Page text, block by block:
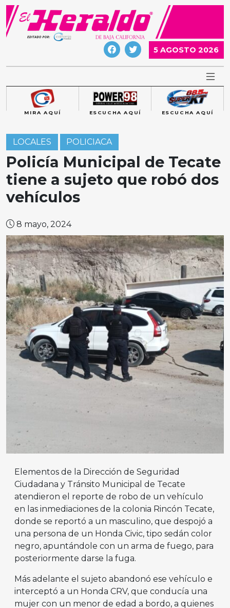
Skip
content
5 AGOSTO 2026
MIRA AQUÍ ESCUCHA AQUÍ ESCUCHA AQUÍ
LOCALES POLICIACA
Policía Municipal de Tecate
tiene a sujeto que robó dos
vehículos
8 mayo, 2024
Elementos de la Dirección de Seguridad
Ciudadana y Tránsito Municipal de Tecate
atendieron el reporte de robo de un vehículo
en las inmediaciones de la colonia Rincón Tecate,
donde se reportó a un masculino, que despojó a
una persona de un Honda Civic, tipo sedán color
negro, apuntándole con un arma de fuego, para
posteriormente darse la fuga.
Más adelante el sujeto abandonó ese vehículo e
interceptó a un Honda CRV, que conducía una
mujer con un menor de edad a bordo, a quienes